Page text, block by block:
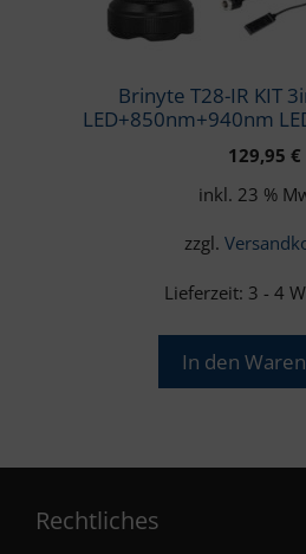
Brinyte T28-IR KIT
LED+850nm+940nm
129,95 €
inkl. 23 %
zzgl.
Lieferzeit: 3 - 4
In den
Rechtliches